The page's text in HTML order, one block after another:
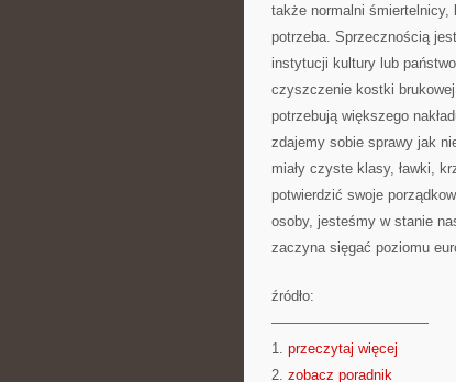
także normalni śmiertelnicy,
potrzeba. Sprzecznością
instytucji kultury lub
czyszczenie kostki
potrzebują większego
zdajemy sobie sprawy jak
miały czyste klasy, ławki,
potwierdzić swoje
osoby, jesteśmy w stanie
zaczyna sięgać poziomu
źródło:
———————————
1. przeczytaj więcej
2. zobacz poradnik